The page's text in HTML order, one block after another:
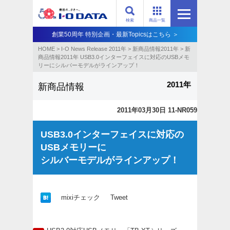
商品一覧
検索
創業50周年 特別企画・最新Topicsはこちら ＞
HOME > I-O News Release 2011年 > 新商品情報2011年 > 新
商品情報2011年 USB3.0インターフェイスに対応のUSBメモ
リーにシルバーモデルがラインアップ！
新商品情報 2011年
2011年03月30日 11-NR059
USB3.0インターフェイスに対応の
USBメモリーに
シルバーモデルがラインアップ！
mixiチェック Tweet